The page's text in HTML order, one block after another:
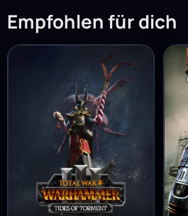
Empfohlen für dich